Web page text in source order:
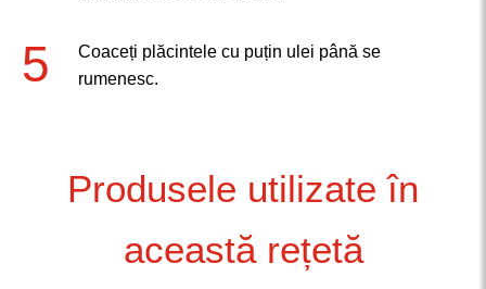
5
Coaceți plăcintele cu puțin ulei până se
rumenesc.
Produsele utilizate în
această rețetă